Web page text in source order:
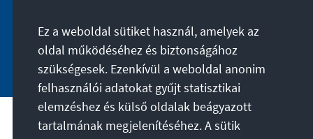
Jetzt abonnieren
A célunk
Ez a weboldal sütiket használ, amelyek az
oldal működéséhez és biztonságához
szükségesek. Ezenkívül a weboldal anonim
felhasználói adatokat gyűjt statisztikai
elemzéshez és külső oldalak beágyazott
tartalmának megjelenítéséhez. A sütik